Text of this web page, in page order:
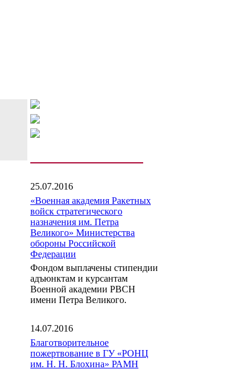
25.07.2016
«Военная академия Ракетных
войск стратегического
назначения им. Петра
Великого» Министерства
обороны Российской
Федерации
Фондом выплачены стипендии
адъюнктам и курсантам
Военной академии РВСН
имени Петра Великого.
14.07.2016
Благотворительное
пожертвование в ГУ «РОНЦ
им. Н. Н. Блохина» РАМН